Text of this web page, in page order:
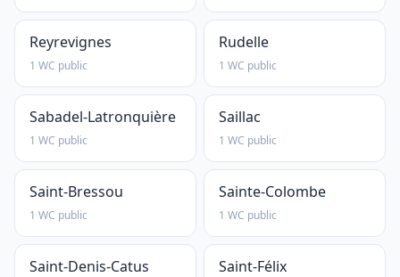
Reyrevignes
1 WC public
Rudelle
1 WC public
Sabadel-Latronquière
1 WC public
Saillac
1 WC public
Saint-Bressou
1 WC public
Sainte-Colombe
1 WC public
Saint-Denis-Catus Saint-Félix